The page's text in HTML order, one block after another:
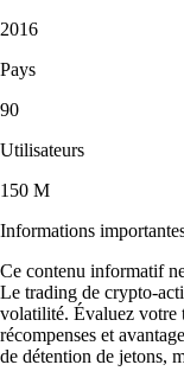
2016
Pays
90
Utilisateurs
150 M
Informations
Ce contenu informatif
Le trading de crypto-
volatilité. Évaluez votre
récompenses et
de détention de jetons,